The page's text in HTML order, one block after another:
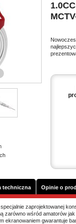
techniczna Opinie o
zaprojektowanej
zarówno wśród amatorów jak
ekranowaniem gwarantuje